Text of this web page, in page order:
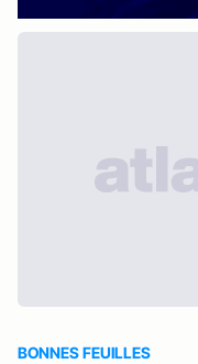
BONNES FEUILLES